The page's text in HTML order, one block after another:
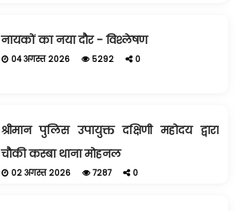
नायकों का नया दौर - विश्लेषण
04 अगस्त 2026 5292 0
श्रीमान पुलिस उपायुक्त दक्षिणी महोदय द्वारा
चौकी कस्बा थाना मोहनल
02 अगस्त 2026 7287 0